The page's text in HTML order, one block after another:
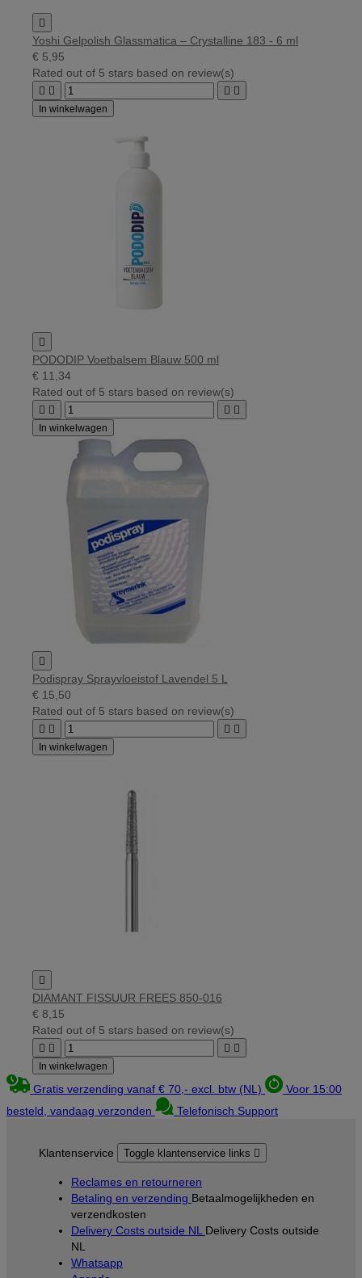

Yoshi Gelpolish Glassmatica – Crystalline 183 - 6 ml
€ 5,95
Rated out of 5 stars based on review(s)
   
In winkelwagen

PODODIP Voetbalsem Blauw 500 ml
€ 11,34
Rated out of 5 stars based on review(s)
   
In winkelwagen

Podispray Sprayvloeistof Lavendel 5 L
€ 15,50
Rated out of 5 stars based on review(s)
   
In winkelwagen

DIAMANT FISSUUR FREES 850-016
€ 8,15
Rated out of 5 stars based on review(s)
   
In winkelwagen
Gratis verzending vanaf € 70,- excl. btw (NL)
Voor 15:00
besteld, vandaag verzonden
Telefonisch Support
Klantenservice Toggle klantenservice links 
Reclames en retourneren
Betaling en verzending Betaalmogelijkheden en
verzendkosten
Delivery Costs outside NL Delivery Costs outside
NL
Whatsapp